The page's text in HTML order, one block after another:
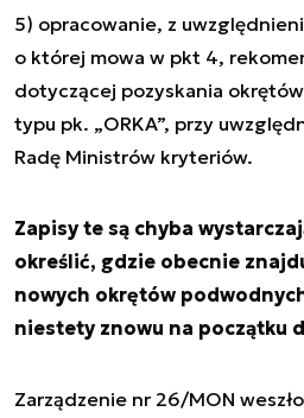
5) opracowanie, z
o której mowa w pkt 4,
dotyczącej pozyskania
typu pk. „ORKA”, przy
Radę Ministrów kryteriów.
Zapisy te są chyba
określić, gdzie obecnie
nowych okrętów
niestety znowu na początku
Zarządzenie nr 26/MON